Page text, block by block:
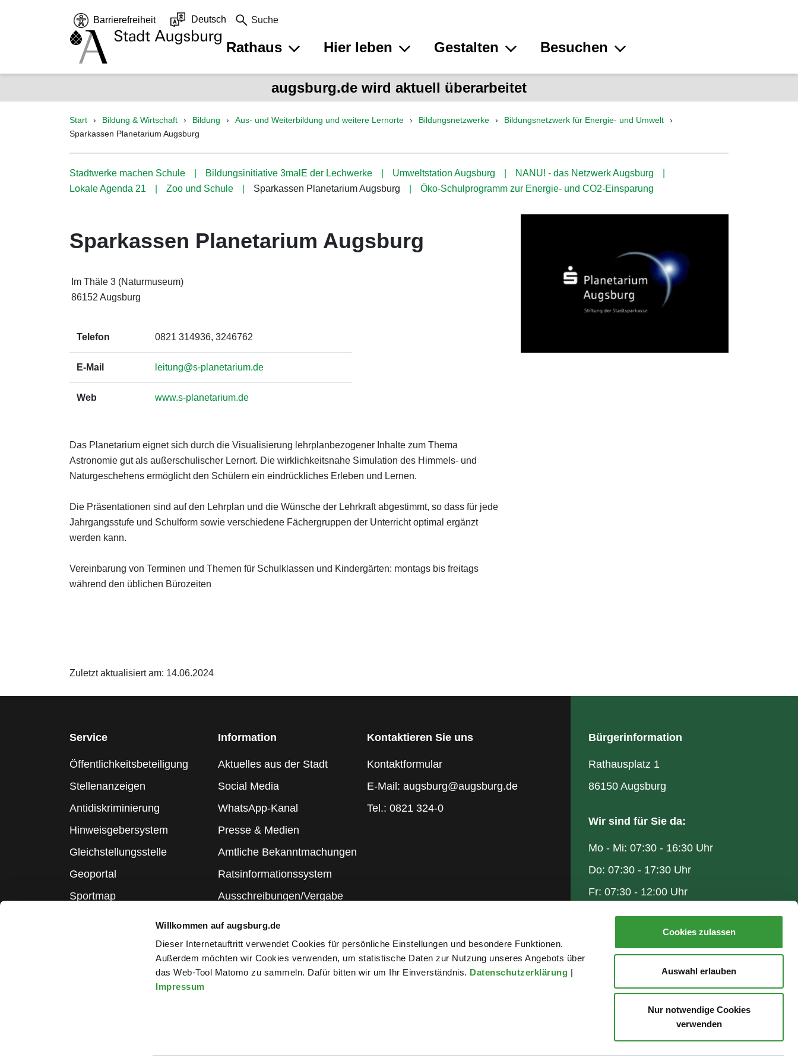
Willkommen auf augsburg.de
Dieser Internetauftritt verwendet Cookies für persönliche Einstellungen und besondere Funktionen.
Außerdem möchten wir Cookies verwenden, um statistische Daten zur Nutzung unseres Angebots über
das Web-Tool Matomo zu sammeln. Dafür bitten wir um Ihr Einverständnis. Datenschutzerklärung |
Impressum
Cookies zulassen
Auswahl erlauben
Nur notwendige Cookies
verwenden
Barrierefreiheit Deutsch Suche
Rathaus Hier leben Gestalten Besuchen
augsburg.de wird aktuell überarbeitet
Start Bildung & Wirtschaft Bildung Aus- und Weiterbildung und weitere Lernorte Bildungsnetzwerke
Bildungsnetzwerk für Energie- und Umwelt
Sparkassen Planetarium Augsburg
Stadtwerke machen Schule Bildungsinitiative 3malE der Lechwerke Umweltstation Augsburg
NANU! - das Netzwerk Augsburg
Lokale Agenda 21
Zoo und Schule Sparkassen Planetarium Augsburg Öko-Schulprogramm zur Energie- und CO2-Einsparung
Sparkassen Planetarium Augsburg
Im Thäle 3 (Naturmuseum)
86152 Augsburg
Telefon 0821 314936, 3246762
E-Mail leitung@s-planetarium.de
Web www.s-planetarium.de
Das Planetarium eignet sich durch die Visualisierung lehrplanbezogener Inhalte zum Thema
Astronomie gut als außerschulischer Lernort. Die wirklichkeitsnahe Simulation des Himmels- und
Naturgeschehens ermöglicht den Schülern ein eindrückliches Erleben und Lernen.
Die Präsentationen sind auf den Lehrplan und die Wünsche der Lehrkraft abgestimmt, so dass für jede
Jahrgangsstufe und Schulform sowie verschiedene Fächergruppen der Unterricht optimal ergänzt
werden kann.
Vereinbarung von Terminen und Themen für Schulklassen und Kindergärten: montags bis freitags
während den üblichen Bürozeiten
Zuletzt aktualisiert am: 14.06.2024
Service
Öffentlichkeitsbeteiligung
Stellenanzeigen
Antidiskriminierung
Hinweisgebersystem
Gleichstellungsstelle
Geoportal
Sportmap
Information
Aktuelles aus der Stadt
Social Media
WhatsApp-Kanal
Presse & Medien
Amtliche Bekanntmachungen
Ratsinformationssystem
Ausschreibungen/Vergabe
Kontaktieren Sie uns
Kontaktformular
E-Mail: augsburg@augsburg.de
Tel.: 0821 324-0
Datenschutzerklärung|Barrierefreiheitserklärung|Elektronische Kommunikation
Bürgerinformation
Rathausplatz 1
86150 Augsburg
Wir sind für Sie da:
Mo - Mi: 07:30 - 16:30 Uhr
Do: 07:30 - 17:30 Uhr
Fr: 07:30 - 12:00 Uhr